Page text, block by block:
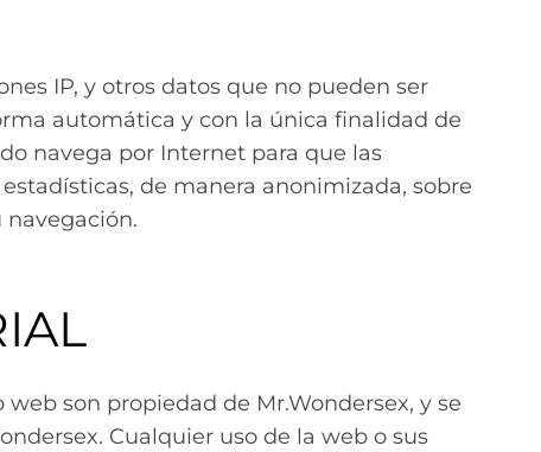
IP, y otros datos que no pueden ser
automática y con la única finalidad de
navega por Internet para que las
de manera anonimizada, sobre
son propiedad de Mr.Wondersex, y se
Cualquier uso de la web o sus